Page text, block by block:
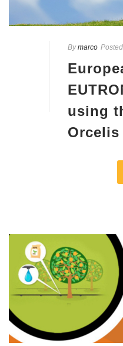
By marco Posted
using